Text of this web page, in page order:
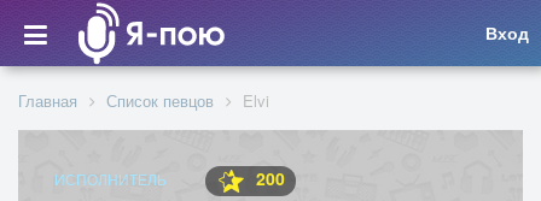
Вход
Главная Список певцов Elvi
ИСПОЛНИТЕЛЬ 200